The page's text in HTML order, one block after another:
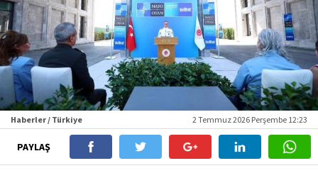
Haberler / Türkiye 2 Temmuz 2026 Perşembe 12:23
PAYLAŞ